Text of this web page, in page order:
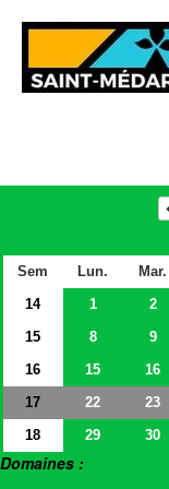
Sem Lun. Mar.
14
1 2
15
8 9
16
15 16
17
22 23
18
29 30
Domaines :